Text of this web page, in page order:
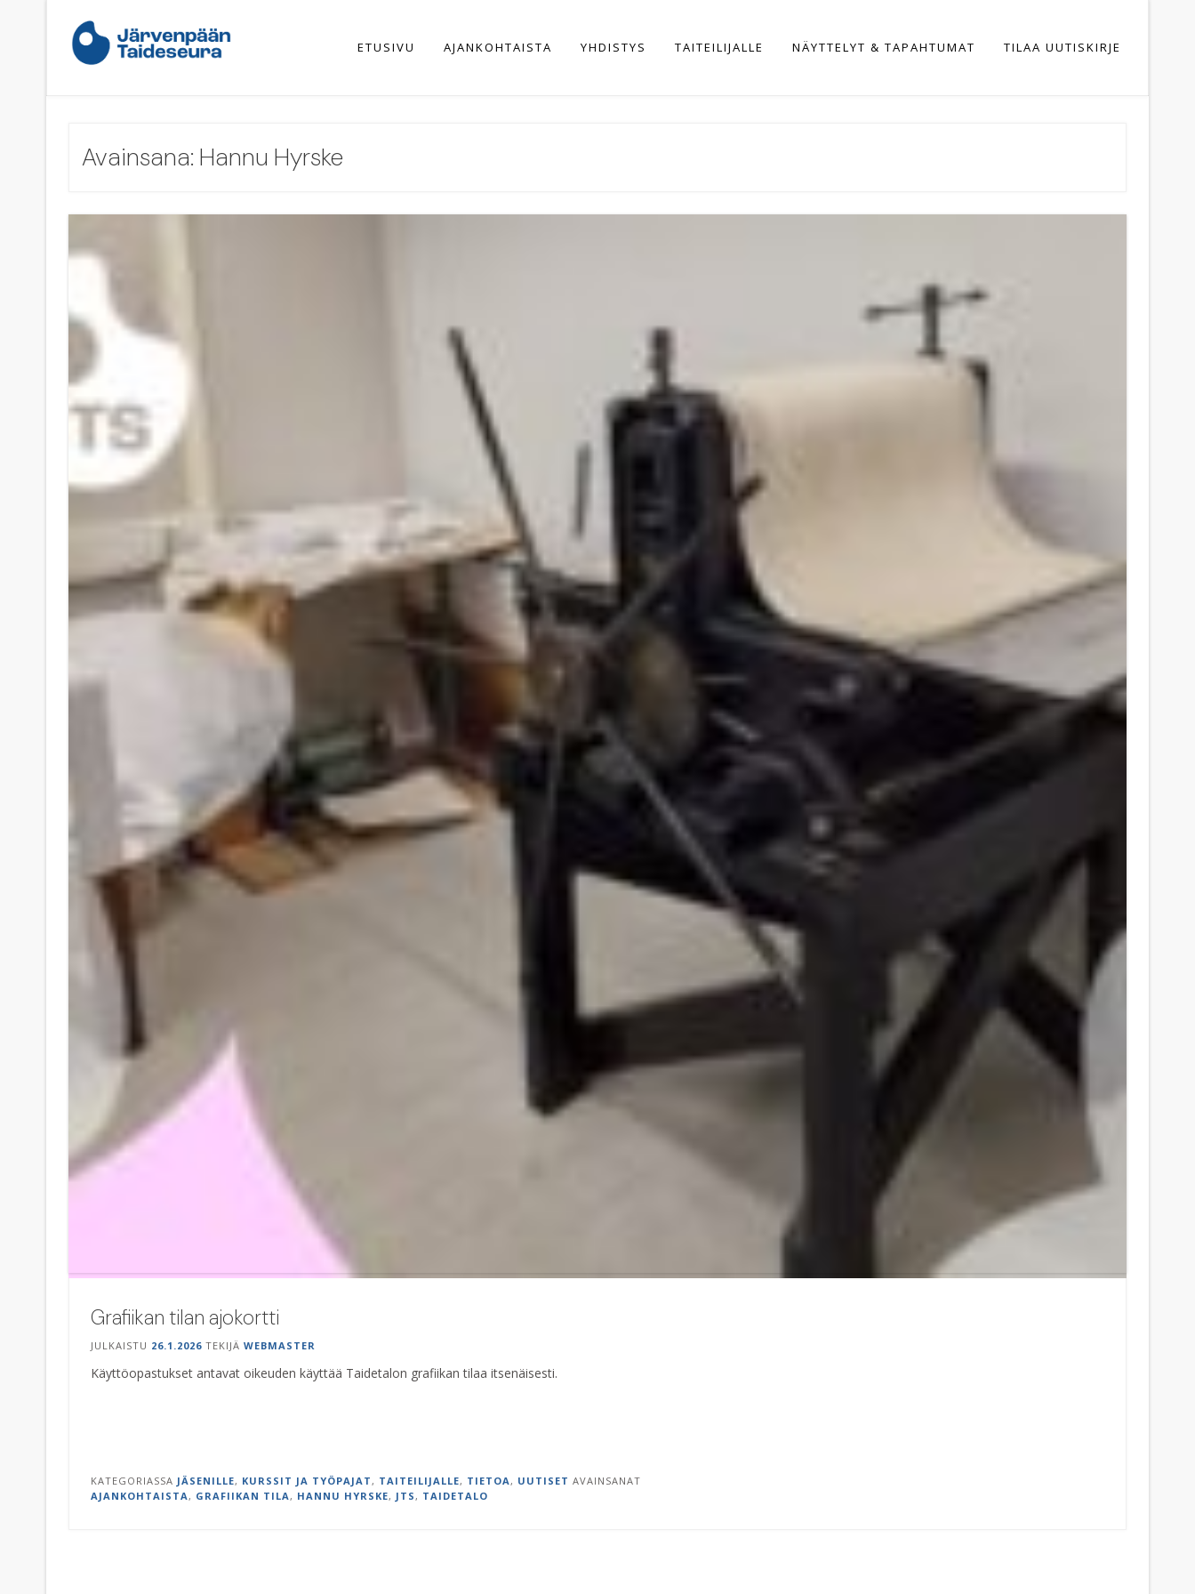
ETUSIVU AJANKOHTAISTA YHDISTYS TAITEILIJALLE NÄYTTELYT & TAPAHTUMAT TILAA UUTISKIRJE
Avainsana: Hannu Hyrske
Grafiikan tilan ajokortti
JULKAISTU 26.1.2026 TEKIJÄ WEBMASTER
Käyttöopastukset antavat oikeuden käyttää Taidetalon grafiikan tilaa itsenäisesti.
KATEGORIASSA JÄSENILLE, KURSSIT JA TYÖPAJAT, TAITEILIJALLE, TIETOA, UUTISET AVAINSANAT
AJANKOHTAISTA, GRAFIIKAN TILA, HANNU HYRSKE, JTS, TAIDETALO